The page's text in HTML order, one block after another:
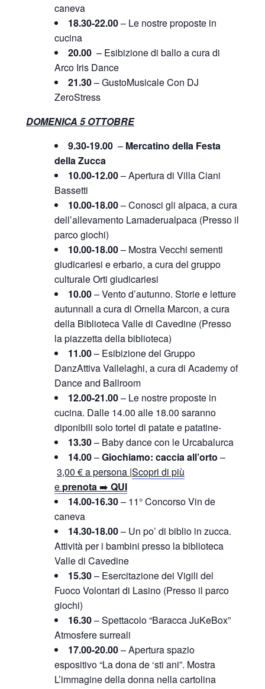
caneva
18.30-22.00– Le nostre proposte in
cucina
20.00 – Esibizione di ballo a cura di
Arco Iris Dance
21.30– GustoMusicale Con DJ
ZeroStress
DOMENICA 5 OTTOBRE
9.30-19.00 – Mercatino della Festa
della Zucca
10.00-12.00– Apertura di Villa Ciani
Bassetti
10.00-18.00– Conosci gli alpaca, a cura
dell’allevamento Lamaderualpaca (Presso il
parco giochi)
10.00-18.00– Mostra Vecchi sementi
giudicariesi e erbario, a cura del gruppo
culturale Orti giudicariesi
10.00– Vento d’autunno. Storie e letture
autunnali a cura di Ornella Marcon, a cura
della Biblioteca Valle di Cavedine (Presso
la piazzetta della biblioteca)
11.00– Esibizione del Gruppo
DanzAttiva Vallelaghi, a cura di Academy of
Dance and Ballroom
12.00-21.00– Le nostre proposte in
cucina. Dalle 14.00 alle 18.00 saranno
diponibili solo tortel di patate e patatine-
13.30– Baby dance con le Urcabalurca
14.00–Giochiamo: caccia all’orto –
3,00 € a persona |Scopri di più
e prenota➡️ QUI
14.00-16.30– 11° Concorso Vin de
caneva
14.30-18.00– Un po’ di biblio in zucca.
Attività per i bambini presso la biblioteca
Valle di Cavedine
15.30– Esercitazione dei Vigili del
Fuoco Volontari di Lasino (Presso il parco
giochi)
16.30– Spettacolo “Baracca JuKeBox”
Atmosfere surreali
17.00-20.00– Apertura spazio
espositivo “La dona de ‘sti ani”. Mostra
L’immagine della donna nella cartolina